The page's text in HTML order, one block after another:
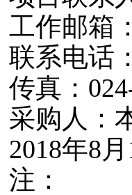
工作邮箱
联系电话
传真：
采购人：
2018年8
注：